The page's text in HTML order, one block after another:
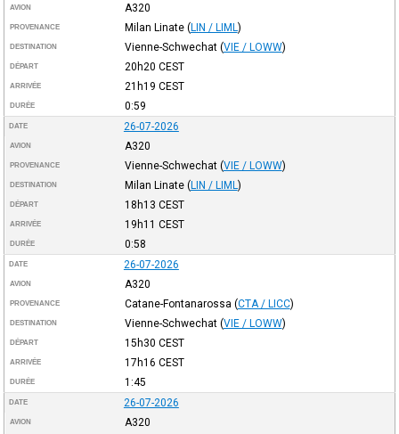
AVION A320
PROVENANCE Milan Linate (LIN / LIML )
DESTINATION Vienne-Schwechat (VIE / LOWW)
DÉPART 20h20 CEST
ARRIVÉE 21h19 CEST
DURÉE 0:59
DATE 26-07-2026
AVION A320
PROVENANCE Vienne-Schwechat (VIE / LOWW)
DESTINATION Milan Linate (LIN / LIML )
DÉPART 18h13 CEST
ARRIVÉE 19h11 CEST
DURÉE 0:58
DATE 26-07-2026
AVION A320
PROVENANCE Catane-Fontanarossa (CTA / LICC)
DESTINATION Vienne-Schwechat (VIE / LOWW)
DÉPART 15h30 CEST
ARRIVÉE 17h16 CEST
DURÉE 1:45
DATE 26-07-2026
AVION A320